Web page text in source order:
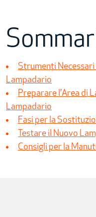
Strumenti
Lampadario
Preparare l'Area di
Lampadario
Fasi per la
Testare il Nuovo
Consigli per la